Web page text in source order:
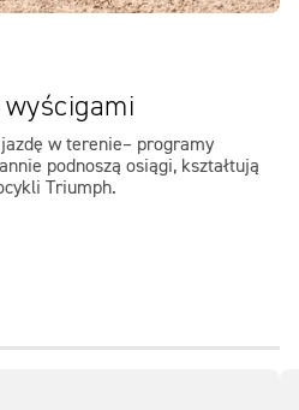
wyścigami
w terenie– programy
podnoszą osiągi, kształtują
Triumph.